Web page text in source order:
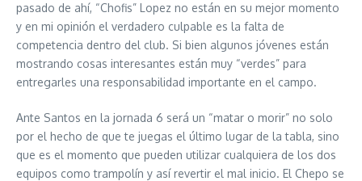
pasado de ahí, “Chofis” Lopez no están en su mejor momento
y en mi opinión el verdadero culpable es la falta de
competencia dentro del club. Si bien algunos jóvenes están
mostrando cosas interesantes están muy “verdes” para
entregarles una responsabilidad importante en el campo.
Ante Santos en la jornada 6 será un “matar o morir” no solo
por el hecho de que te juegas el último lugar de la tabla, sino
que es el momento que pueden utilizar cualquiera de los dos
equipos como trampolín y así revertir el mal inicio. El Chepo se